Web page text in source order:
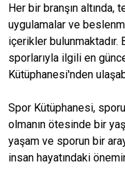
Her bir branşın
uygulamalar ve
içerikler bulunmaktadır.
sporlarıyla ilgili en
Kütüphanesi'nden
Spor Kütüphanesi,
olmanın ötesinde bir
yaşam ve sporun bir
insan hayatındaki